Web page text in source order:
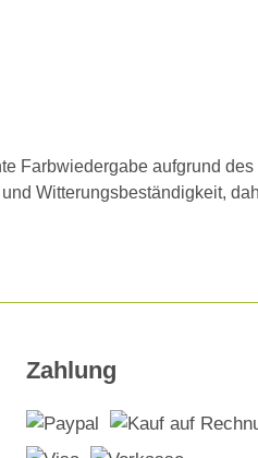
Farbwiedergabe aufgrund
Witterungsbeständigkeit,
Zahlung